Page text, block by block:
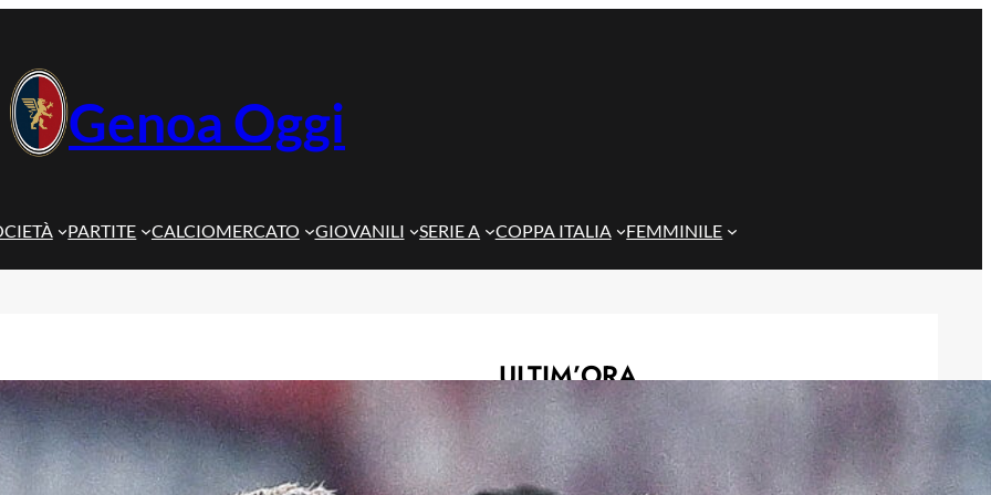
Genoa Oggi
PARTITE CALCIOMERCATO GIOVANILI SERIE A COPPA ITALIA FEMMINILE
ULTIM’ORA
Sow è del Genoa, un centrocampista
da 4 milioni per De Rossi
7 Agosto 2026